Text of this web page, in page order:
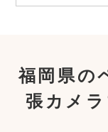
福岡県の
張カメ